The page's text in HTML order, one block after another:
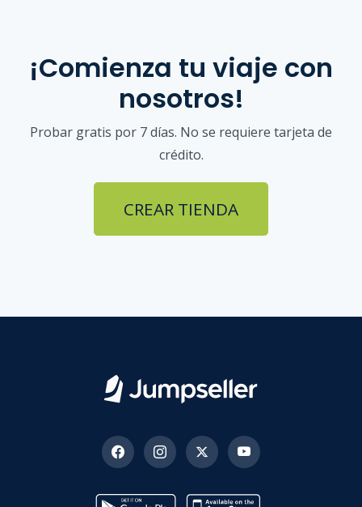
¡Comienza tu viaje con
nosotros!
Probar gratis por 7 días. No se requiere tarjeta de
crédito.
CREAR TIENDA